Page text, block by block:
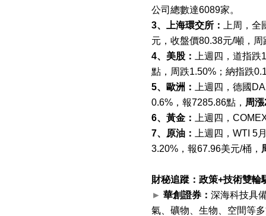
公司總數達6089家。
3、上海環交所：
上周，
元，收盤價80.38元/噸，周
4、美股： 上週四，道指跌
點，周跌1.50% ；納指跌
5、歐洲： 上週四，德國
0.6% ，報7285.86點， 周漲
6、黃金： 上週四，
7、原油： 上週四， WTI 5
3.20% ，報67.96美元/桶，
財秘追蹤：政策+技術雙輪
► 華創證券： 深海科技具
氣、礦物、生物、空間等